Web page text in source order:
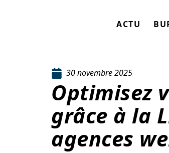
ACTU
30 novembre 2025
Optimisez
grâce à la
agences